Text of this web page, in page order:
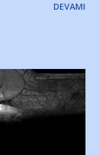
web
Adana Yüzme
bir kız çocuğu
Kulübü
etrafına bakıyor.
4
DEVAMI